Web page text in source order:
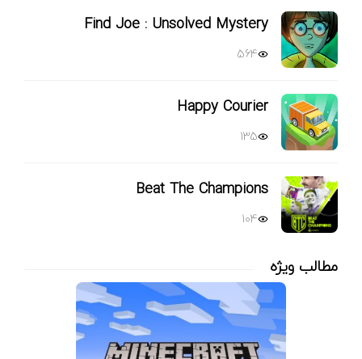
Find Joe : Unsolved Mystery
564
Happy Courier
135
Beat The Champions
104
مطالب ویژه